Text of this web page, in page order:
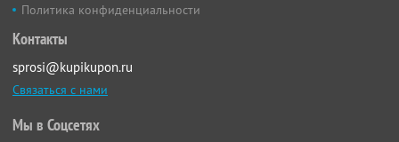
Политика конфиденциальности
Контакты
sprosi@kupikupon.ru
Связаться с нами
Мы в Соцсетях